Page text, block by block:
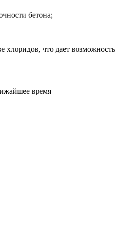
бетона;
хлоридов, что дает
время